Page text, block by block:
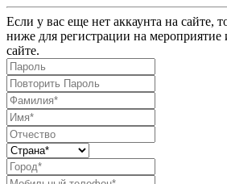
Если у вас еще нет аккаунта на сайте,
ниже для регистрации на мероприятие
сайте.